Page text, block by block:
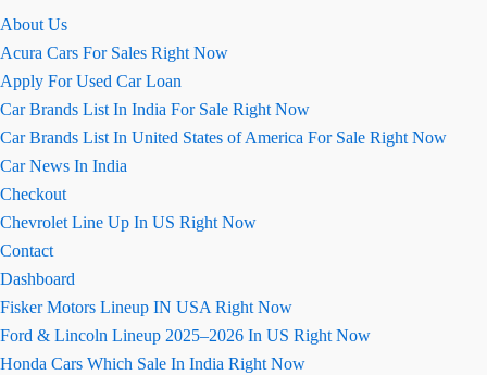
About Us
Acura Cars For Sales Right Now
Apply For Used Car Loan
Car Brands List In India For Sale Right Now
Car Brands List In United States of America For Sale Right Now
Car News In India
Checkout
Chevrolet Line Up In US Right Now
Contact
Dashboard
Fisker Motors Lineup IN USA Right Now
Ford & Lincoln Lineup 2025–2026 In US Right Now
Honda Cars Which Sale In India Right Now